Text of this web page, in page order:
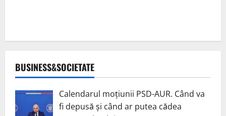
BUSINESS&SOCIETATE
Calendarul moțiunii PSD-AUR. Când va
fi depusă și când ar putea cădea